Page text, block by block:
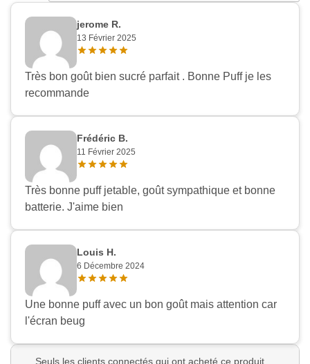
jerome R.
13 Février 2025
Très bon goût bien sucré parfait . Bonne Puff je les
recommande
Frédéric B.
11 Février 2025
Très bonne puff jetable, goût sympathique et bonne
batterie. J'aime bien
Louis H.
6 Décembre 2024
Une bonne puff avec un bon goût mais attention car
l'écran beug
Seuls les clients connectés qui ont acheté ce produit